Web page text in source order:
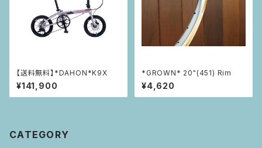
【送料無料】*DAHON*K9X
¥141,900
*GROWN* 20"(451) Rim
¥4,620
CATEGORY